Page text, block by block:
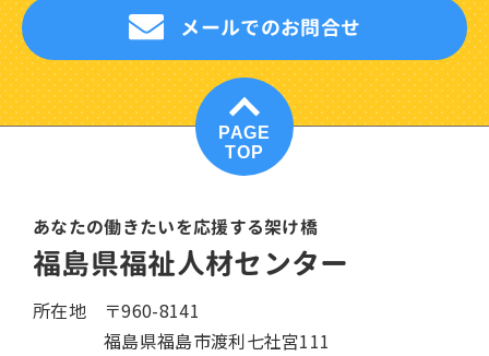
メールでのお問合せ
PAGE
TOP
あなたの働きたいを応援する架け橋
福島県福祉人材センター
所在地
〒960-8141
福島県福島市渡利七社宮111